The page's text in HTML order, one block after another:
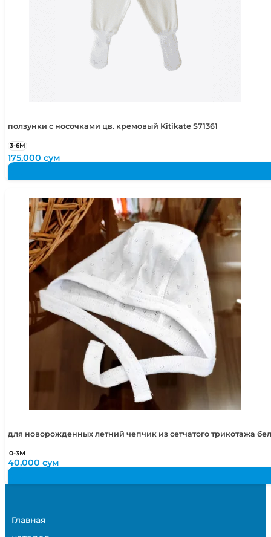
ползунки с носочками цв. кремовый Kitikate S71361
3-6М
175,000сум
для новорожденных летний чепчик из сетчатого трикотажа
0-3М
40,000сум
Главная